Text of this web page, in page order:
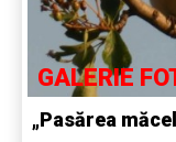
GALERIE
„Pasărea